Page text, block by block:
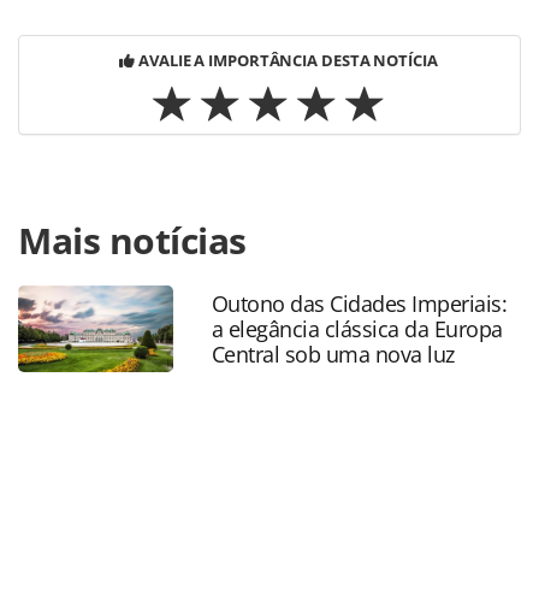
AVALIE A IMPORTÂNCIA DESTA NOTÍCIA
https://www.panrotas.com.br/agencias-de-
viagens/vendas/2022/07/integracao-trade-e-orinter-
lancam-campanha-de-vendas_190693.html ou as
ferramentas oferecidas na página. Todo o conteúdo
produzido pela PANROTAS Editora é protegido pela
legislação brasileira sobre direito autoral. Não reproduza o
Mais notícias
Outono das Cidades Imperiais:
a elegância clássica da Europa
Central sob uma nova luz